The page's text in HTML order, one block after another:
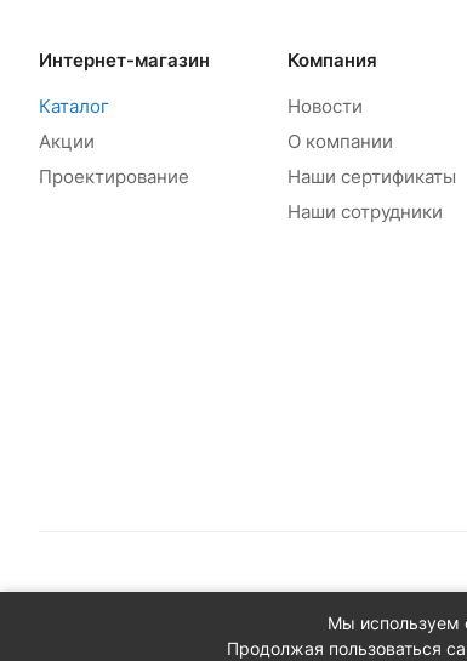
Интернет-магазин
Каталог
Акции
Проектирование
Компания
Новости
О компании
Наши сертификаты
Наши сотрудники
© 2026 Сантехплюс: Интернет-магазин
Юридический адрес: 390023, г. Рязань, проезд
ИНН/КПП: 6230087631/623001001
Мы используем
Продолжая пользоваться